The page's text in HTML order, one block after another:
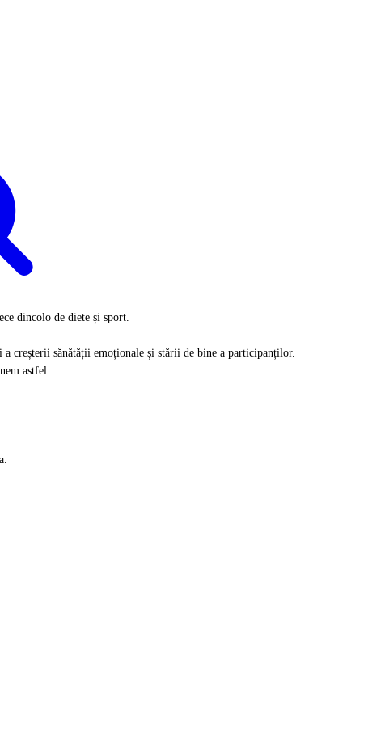
dincolo de diete și sport.
creșterii sănătății emoționale și stării de bine a participanților.
astfel.